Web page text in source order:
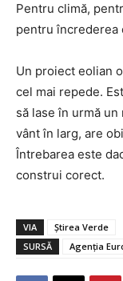
Pentru climă,
pentru încrederea
Un proiect eolian
cel mai repede.
să lase în urmă
vânt în larg, are
Întrebarea este
construi corect.
VIA
Știrea Verde
SURSĂ
Agenția